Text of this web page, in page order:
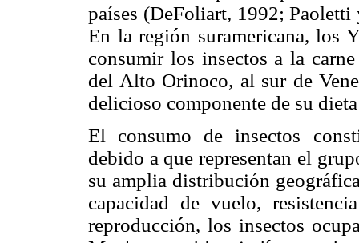
países (DeFoliart, 1992;
En la región suramericana, los
consumir los insectos a la
del Alto Orinoco, al sur de
delicioso componente de su
El consumo de insectos
debido a que representan el
su amplia distribución
capacidad de vuelo,
reproducción, los insectos